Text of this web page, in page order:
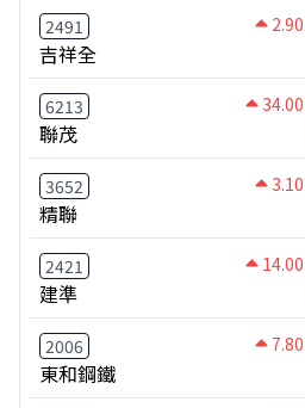
2491 2.90
吉祥全
6213 34.00
聯茂
3652 3.10
精聯
2421 14.00
建準
2006 7.80
東和鋼鐵